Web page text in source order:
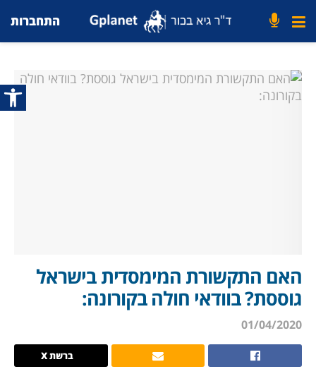
פתח
התחברות
האם התקשורת המימסדית בישראל
גוססת? בוודאי חולה בקורונה:
01/04/2020
ברשת X